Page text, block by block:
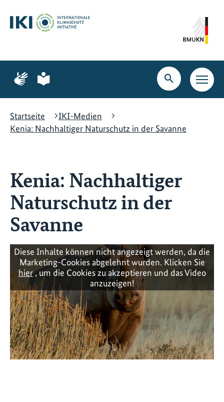
Hauptinhalt
springen
Suche
springen
Hauptnavigation
springen
Zur
Seite
Gebärdensprache
Zur
Seite
leichte
Suche
öffnen
Startseite
IKI-Medien
Kenia: Nachhaltiger Naturschutz in der Savanne
Kenia: Nachhaltiger
Naturschutz in der
Savanne
Diese Inhalte können nicht angezeigt werden, da die
Marketing-Cookies abgelehnt wurden. Klicken Sie
hier, um die Cookies zu akzeptieren und das Video
anzuzeigen!